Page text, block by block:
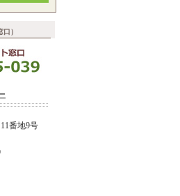
口）
番地9号